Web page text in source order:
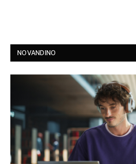
NOVANDINO